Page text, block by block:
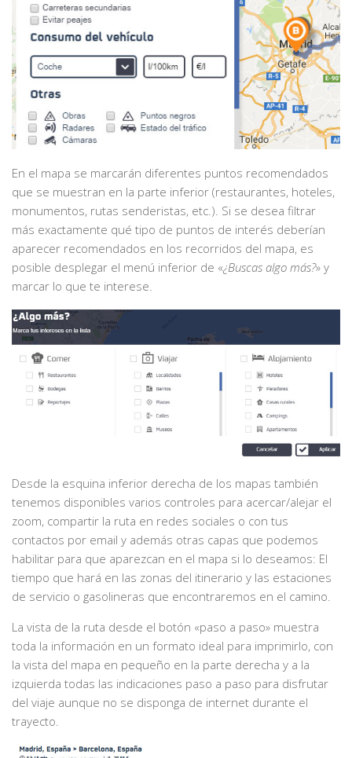
En el mapa se marcarán diferentes puntos recomendados
que se muestran en la parte inferior (restaurantes, hoteles,
monumentos, rutas senderistas, etc.). Si se desea filtrar
más exactamente qué tipo de puntos de interés deberían
aparecer recomendados en los recorridos del mapa, es
posible desplegar el menú inferior de «¿Buscas algo más?» y
marcar lo que te interese.
Desde la esquina inferior derecha de los mapas también
tenemos disponibles varios controles para acercar/alejar el
zoom, compartir la ruta en redes sociales o con tus
contactos por email y además otras capas que podemos
habilitar para que aparezcan en el mapa si lo deseamos: El
tiempo que hará en las zonas del itinerario y las estaciones
de servicio o gasolineras que encontraremos en el camino.
La vista de la ruta desde el botón «paso a paso» muestra
toda la información en un formato ideal para imprimirlo, con
la vista del mapa en pequeño en la parte derecha y a la
izquierda todas las indicaciones paso a paso para disfrutar
del viaje aunque no se disponga de internet durante el
trayecto.